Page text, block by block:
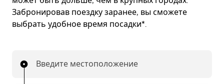
Забронировав поездку заранее, вы сможете
выбрать удобное время посадки*.
Введите местоположение